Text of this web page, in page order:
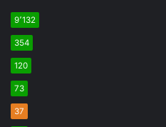
9٬132
354
120
73
37